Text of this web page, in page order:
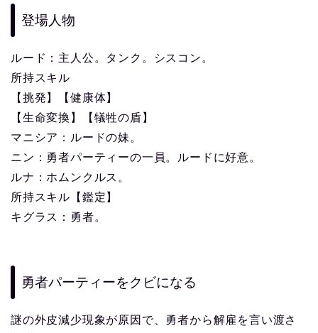
登場人物
ルード：主人公。タンク。シスコン。
所持スキル
【挑発】【健康体】
【生命変換】【犠牲の盾】
マニシア：ルードの妹。
ニン：勇者パーティーの一員。ルードに好意。
ルナ：ホムンクルス。
所持スキル【鑑定】
キグラス：勇者。
勇者パーティーをクビになる
謎の外皮減少現象が原因で、勇者から解雇を言い渡さ